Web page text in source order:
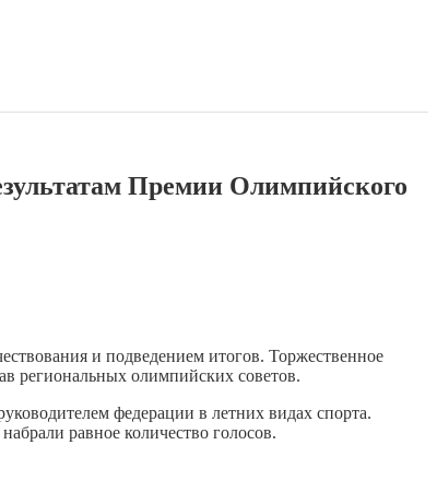
Премии Олимпийского
и подведением итогов. Торжественное
региональных олимпийских советов.
федерации в летних видах спорта.
равное количество голосов.